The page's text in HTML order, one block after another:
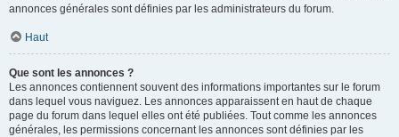
annonces générales sont définies par les administrateurs du forum.
Haut
Que sont les annonces ?
Les annonces contiennent souvent des informations importantes sur le forum
dans lequel vous naviguez. Les annonces apparaissent en haut de chaque
page du forum dans lequel elles ont été publiées. Tout comme les annonces
générales, les permissions concernant les annonces sont définies par les